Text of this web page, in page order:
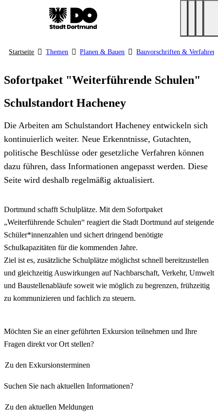
Startseite Themen Planen & Bauen Bauvorschriften & Verfahren
Sofortpaket "Weiterführende Schulen"
Schulstandort Hacheney
Die Arbeiten am Schulstandort Hacheney entwickeln sich
kontinuierlich weiter. Neue Erkenntnisse, Gutachten,
politische Beschlüsse oder gesetzliche Verfahren können
dazu führen, dass Informationen angepasst werden. Diese
Seite wird deshalb regelmäßig aktualisiert.
Dortmund schafft Schulplätze. Mit dem Sofortpaket
„Weiterführende Schulen“ reagiert die Stadt Dortmund auf steigende
Schüler*innenzahlen und sichert dringend benötigte
Schulkapazitäten für die kommenden Jahre.
Ziel ist es, zusätzliche Schulplätze möglichst schnell bereitzustellen
und gleichzeitig Auswirkungen auf Nachbarschaft, Verkehr, Umwelt
und Baustellenabläufe soweit wie möglich zu begrenzen, frühzeitig
zu kommunizieren und fachlich zu steuern.
Möchten Sie an einer geführten Exkursion teilnehmen und Ihre
Fragen direkt vor Ort stellen?
Zu den Exkursionsterminen
Suchen Sie nach aktuellen Informationen?
Zu den aktuellen Meldungen